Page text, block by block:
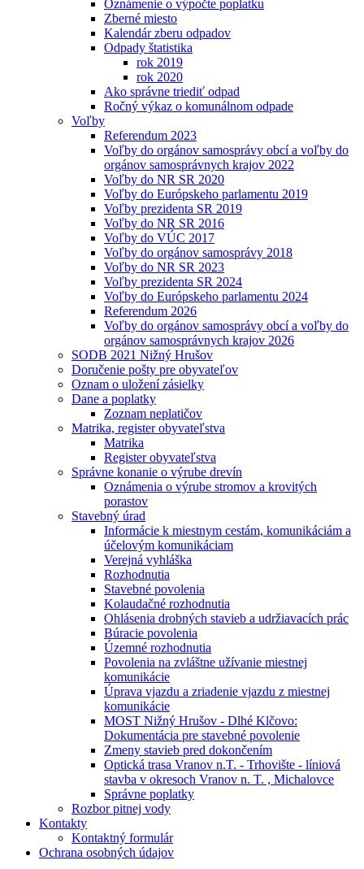
Oznámenie o výpočte poplatku
Zberné miesto
Kalendár zberu odpadov
Odpady štatistika
rok 2019
rok 2020
Ako správne triediť odpad
Ročný výkaz o komunálnom odpade
Voľby
Referendum 2023
Voľby do orgánov samosprávy obcí a voľby do
orgánov samosprávnych krajov 2022
Voľby do NR SR 2020
Voľby do Európskeho parlamentu 2019
Voľby prezidenta SR 2019
Voľby do NR SR 2016
Voľby do VÚC 2017
Voľby do orgánov samosprávy 2018
Voľby do NR SR 2023
Voľby prezidenta SR 2024
Voľby do Európskeho parlamentu 2024
Referendum 2026
Voľby do orgánov samosprávy obcí a voľby do
orgánov samosprávnych krajov 2026
SODB 2021 Nižný Hrušov
Doručenie pošty pre obyvateľov
Oznam o uložení zásielky
Dane a poplatky
Zoznam neplatičov
Matrika, register obyvateľstva
Matrika
Register obyvateľstva
Správne konanie o výrube drevín
Oznámenia o výrube stromov a krovitých
porastov
Stavebný úrad
Informácie k miestnym cestám, komunikáciám a
účelovým komunikáciam
Verejná vyhláška
Rozhodnutia
Stavebné povolenia
Kolaudačné rozhodnutia
Ohlásenia drobných stavieb a udržiavacích prác
Búracie povolenia
Územné rozhodnutia
Povolenia na zvláštne užívanie miestnej
komunikácie
Úprava vjazdu a zriadenie vjazdu z miestnej
komunikácie
MOST Nižný Hrušov - Dlhé Klčovo:
Dokumentácia pre stavebné povolenie
Zmeny stavieb pred dokončením
Optická trasa Vranov n.T. - Trhovište - líniová
stavba v okresoch Vranov n. T. , Michalovce
Správne poplatky
Rozbor pitnej vody
Kontakty
Kontaktný formulár
Ochrana osobných údajov